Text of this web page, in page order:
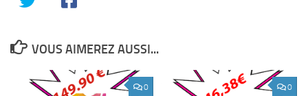
VOUS AIMEREZ AUSSI...
0 0